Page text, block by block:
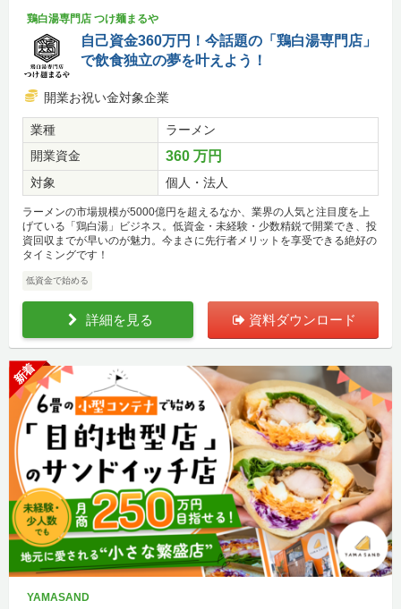
鶏白湯専門店 つけ麺まるや
自己資金360万円！今話題の「鶏白湯専門店」
で飲食独立の夢を叶えよう！
開業お祝い金対象企業
業種
ラーメン
開業資金
360 万円
対象 個人・法人
ラーメンの市場規模が5000億円を超えるなか、業界の人気と注目度を上
げている「鶏白湯」ビジネス。低資金・未経験・少数精鋭で開業でき、投
資回収までが早いのが魅力。今まさに先行者メリットを享受できる絶好の
タイミングです！
低資金で始める
詳細を見る 資料ダウンロード
新着
YAMASAND